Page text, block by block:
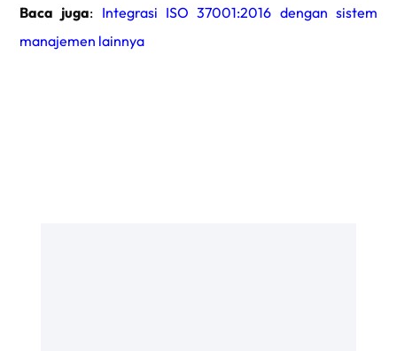
Baca juga: Integrasi ISO 37001:2016 dengan sistem
manajemen lainnya